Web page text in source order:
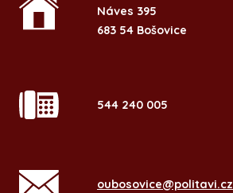
Náves 395
683 54 Bošovice
544 240 005
oubosovice@politavi.cz